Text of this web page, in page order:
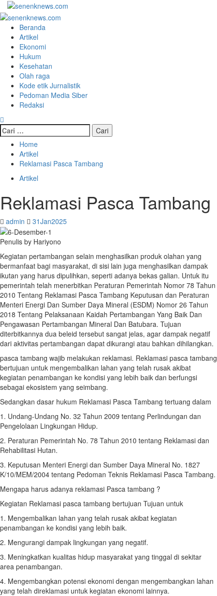
Skip
to
content
Primary
Menu
Beranda
Artikel
Ekonomi
Hukum
Kesehatan
Olah raga
Kode etik Jurnalistik
Pedoman Media Siber
Redaksi
Cari
untuk:
Home
Artikel
Reklamasi Pasca Tambang
Artikel
Reklamasi Pasca Tambang
admin 31Jan2025
Penulis by Hariyono
Kegiatan pertambangan selain menghasilkan produk olahan yang
bermanfaat bagi masyarakat, di sisi lain juga menghasilkan dampak
ikutan yang harus dipulihkan, seperti adanya bekas galian. Untuk itu
pemerintah telah menerbitkan Peraturan Pemerintah Nomor 78 Tahun
2010 Tentang Reklamasi Pasca Tambang Keputusan dan Peraturan
Menteri Energi Dan Sumber Daya Mineral (ESDM) Nomor 26 Tahun
2018 Tentang Pelaksanaan Kaidah Pertambangan Yang Baik Dan
Pengawasan Pertambangan Mineral Dan Batubara. Tujuan
diterbitkannya dua beleid tersebut sangat jelas, agar dampak negatif
dari aktivitas pertambangan dapat dikurangi atau bahkan dihilangkan.
pasca tambang wajib melakukan reklamasi. Reklamasi pasca tambang
bertujuan untuk mengembalikan lahan yang telah rusak akibat
kegiatan penambangan ke kondisi yang lebih baik dan berfungsi
sebagai ekosistem yang seimbang.
Sedangkan dasar hukum Reklamasi Pasca Tambang tertuang dalam
1. Undang-Undang No. 32 Tahun 2009 tentang Perlindungan dan
Pengelolaan Lingkungan Hidup.
2. Peraturan Pemerintah No. 78 Tahun 2010 tentang Reklamasi dan
Rehabilitasi Hutan.
3. Keputusan Menteri Energi dan Sumber Daya Mineral No. 1827
K/10/MEM/2004 tentang Pedoman Teknis Reklamasi Pasca Tambang.
Mengapa harus adanya reklamasi Pasca tambang ?
Kegiatan Reklamasi pasca tambang bertujuan Tujuan untuk
1. Mengembalikan lahan yang telah rusak akibat kegiatan
penambangan ke kondisi yang lebih baik.
2. Mengurangi dampak lingkungan yang negatif.
3. Meningkatkan kualitas hidup masyarakat yang tinggal di sekitar
area penambangan.
4. Mengembangkan potensi ekonomi dengan mengembangkan lahan
yang telah direklamasi untuk kegiatan ekonomi lainnya.